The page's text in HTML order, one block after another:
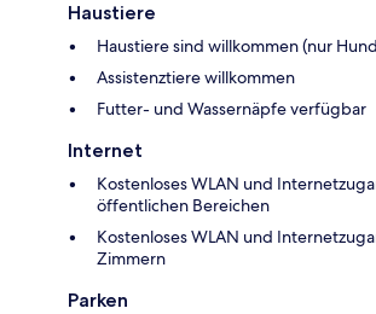
Haustiere
Haustiere sind willkommen (nur
Assistenztiere willkommen
Futter- und Wassernäpfe verfügbar
Internet
Kostenloses WLAN und
öffentlichen Bereichen
Kostenloses WLAN und
Zimmern
Parken